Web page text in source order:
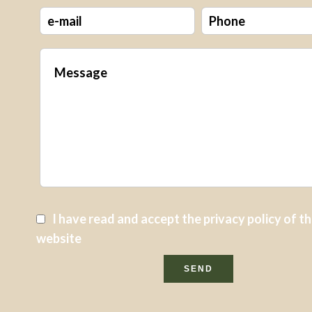
I have read and accept theprivacy policy of
website
SEND